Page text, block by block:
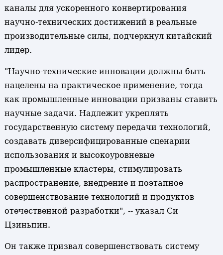
каналы для ускоренного конвертирования
научно-технических достижений в реальные
производительные силы, подчеркнул китайский
лидер.
"Научно-технические инновации должны быть
нацелены на практическое применение, тогда
как промышленные инновации призваны ставить
научные задачи. Надлежит укреплять
государственную систему передачи технологий,
создавать диверсифицированные сценарии
использования и высокоуровневые
промышленные кластеры, стимулировать
распространение, внедрение и поэтапное
совершенствование технологий и продуктов
отечественной разработки", -- указал Си
Цзиньпин.
Он также призвал совершенствовать систему